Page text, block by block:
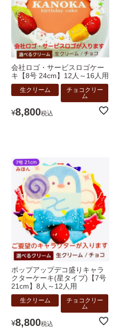
会社ロゴ・サービスロゴケー
キ【8号 24cm】12人～16人用
生クリーム
チョコクリー
ム
¥8,800税込
ポップアップデコ盛りキャラ
クターケーキ(星タイプ)【7号
21cm】8人～12人用
生クリーム
チョコクリー
ム
¥8,800税込